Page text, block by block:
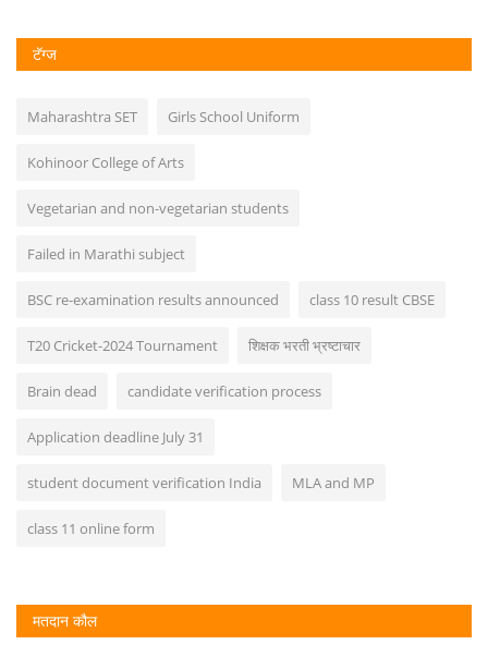
टॅग्ज
Maharashtra SET Girls School Uniform
Kohinoor College of Arts
Vegetarian and non-vegetarian students
Failed in Marathi subject
BSC re-examination results announced class 10 result CBSE
T20 Cricket-2024 Tournament शिक्षक भरती भ्रष्टाचार
Brain dead candidate verification process
Application deadline July 31
student document verification India MLA and MP
class 11 online form
मतदान कौल